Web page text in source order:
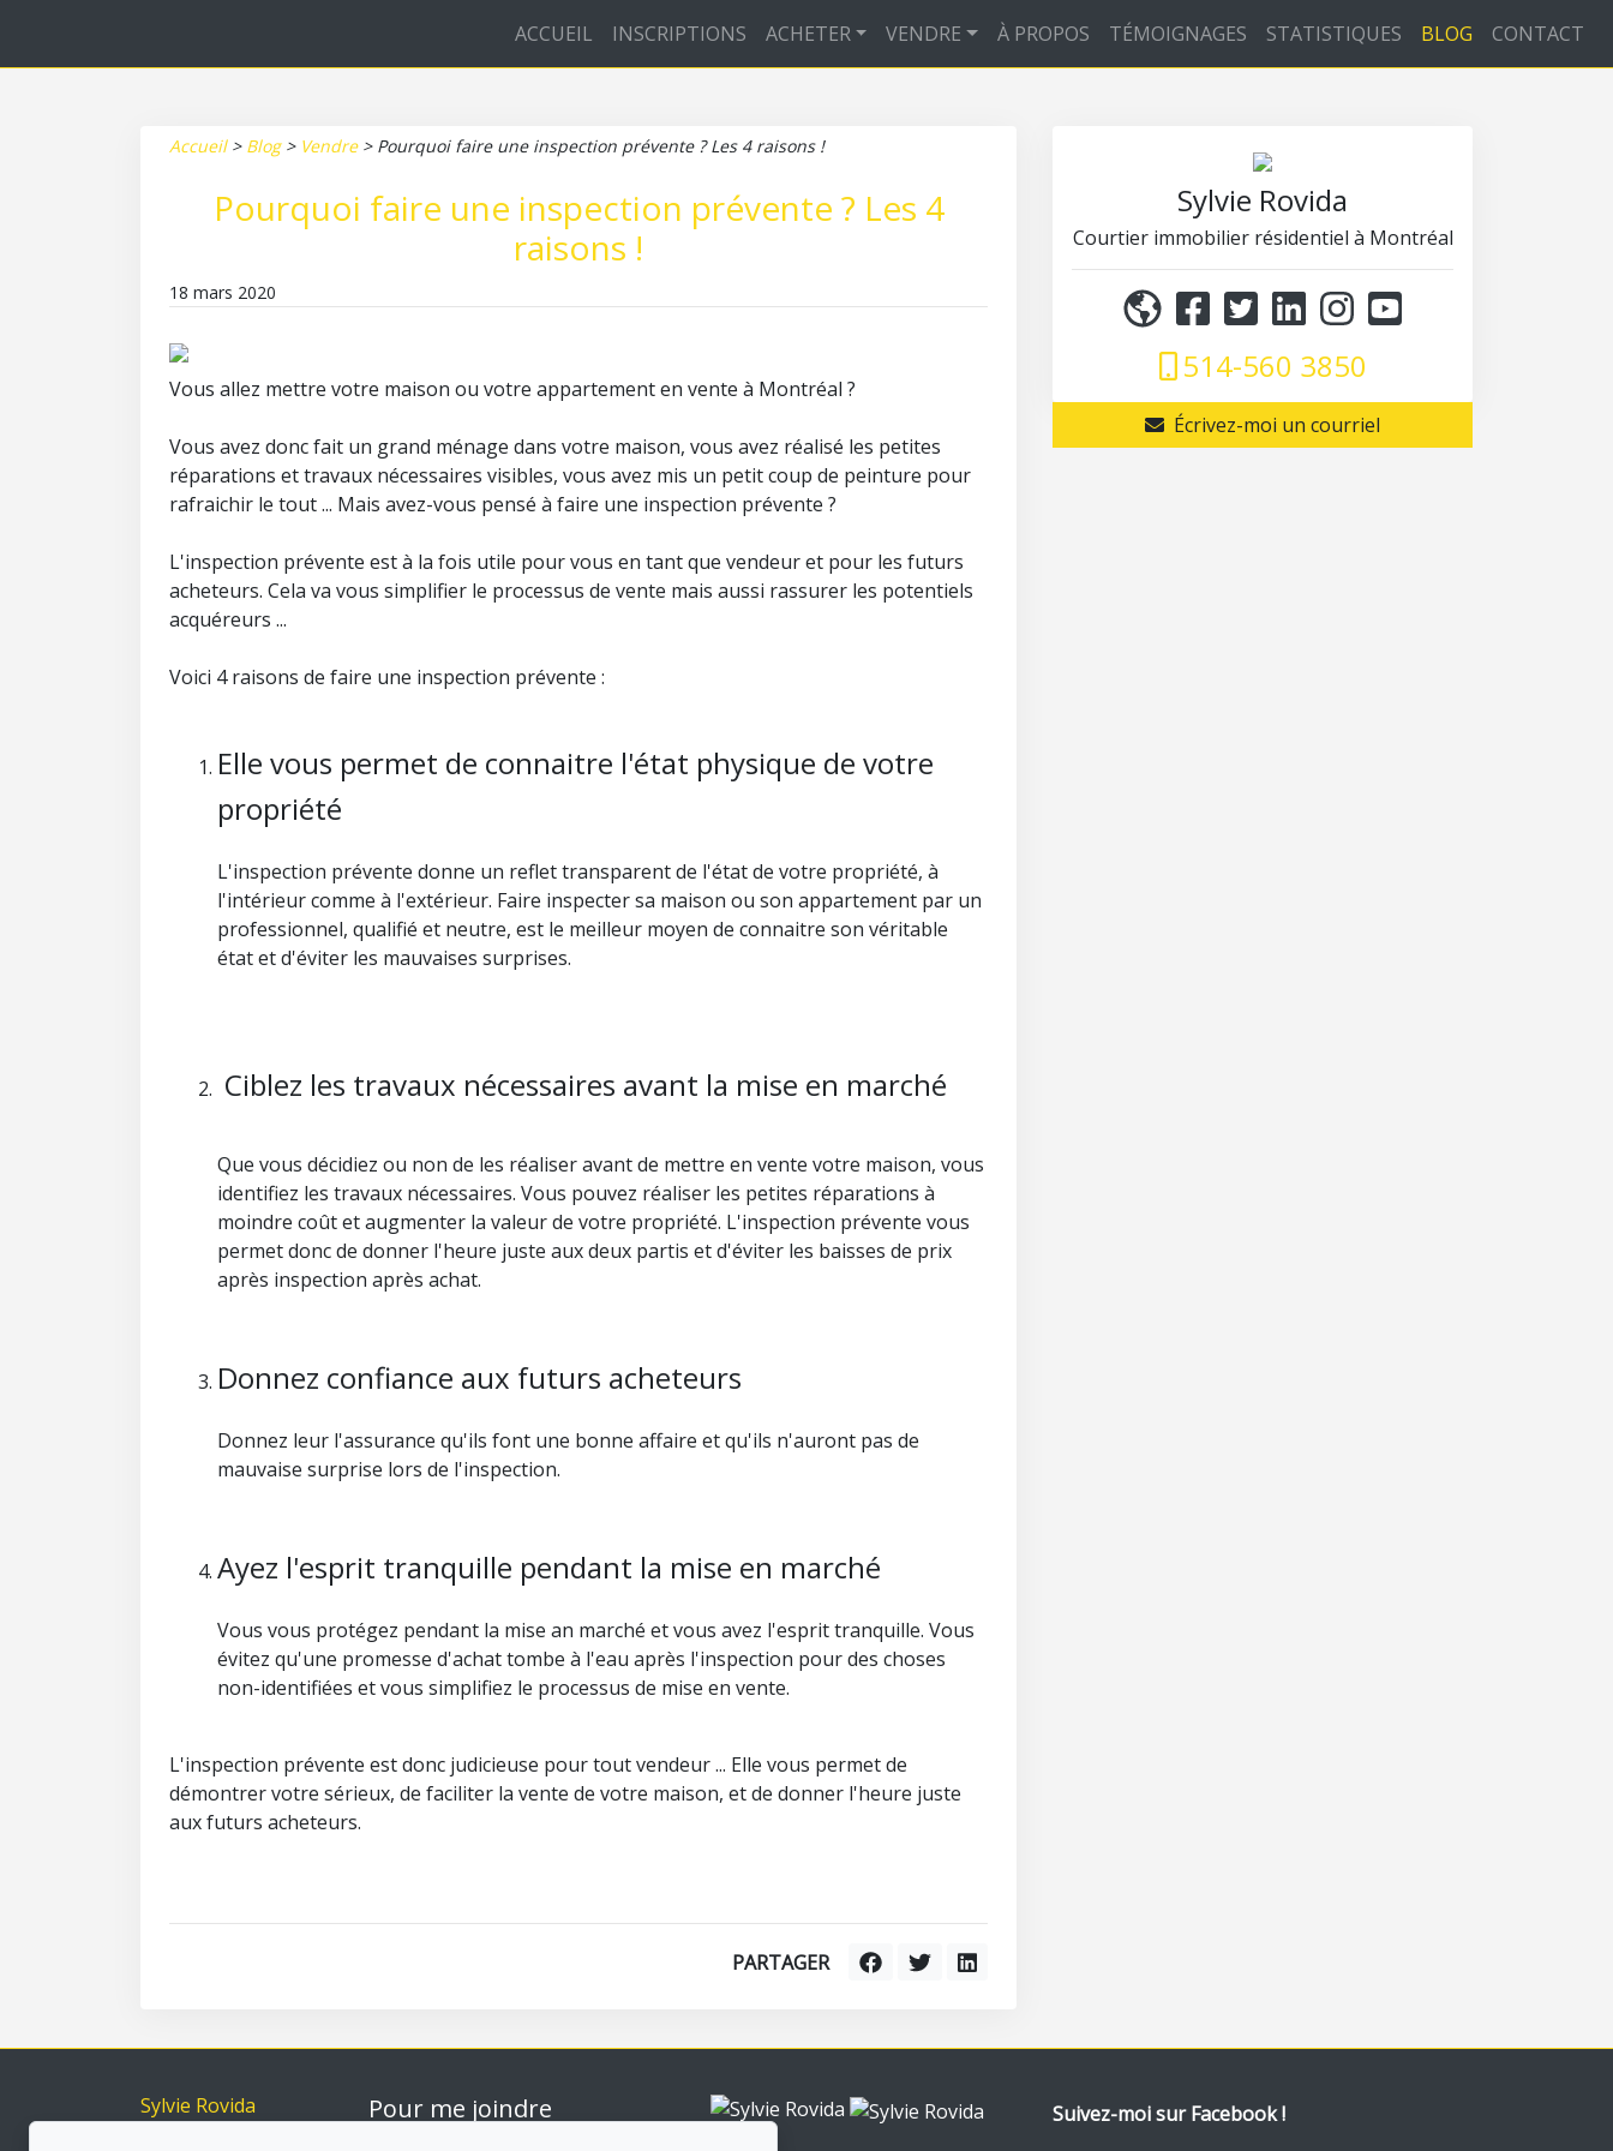
ACCUEIL INSCRIPTIONS ACHETER VENDRE À PROPOS TÉMOIGNAGES STATISTIQUES BLOG CONTACT
Accueil > Blog > Vendre > Pourquoi faire une inspection prévente ? Les 4 raisons !
Pourquoi faire une inspection prévente ? Les 4
raisons !
18 mars 2020
Vous allez mettre votre maison ou votre appartement en vente à Montréal ?
Vous avez donc fait un grand ménage dans votre maison, vous avez réalisé les petites
réparations et travaux nécessaires visibles, vous avez mis un petit coup de peinture pour
rafraichir le tout ... Mais avez-vous pensé à faire une inspection prévente ?
L'inspection prévente est à la fois utile pour vous en tant que vendeur et pour les futurs
acheteurs. Cela va vous simplifier le processus de vente mais aussi rassurer les potentiels
acquéreurs ...
Voici 4 raisons de faire une inspection prévente :
Elle vous permet de connaitre l'état physique de votre
propriété
L'inspection prévente donne un reflet transparent de l'état de votre propriété, à
l'intérieur comme à l'extérieur. Faire inspecter sa maison ou son appartement par un
professionnel, qualifié et neutre, est le meilleur moyen de connaitre son véritable
état et d'éviter les mauvaises surprises.
Ciblez les travaux nécessaires avant la mise en marché
Que vous décidiez ou non de les réaliser avant de mettre en vente votre maison, vous
identifiez les travaux nécessaires. Vous pouvez réaliser les petites réparations à
moindre coût et augmenter la valeur de votre propriété. L'inspection prévente vous
permet donc de donner l'heure juste aux deux partis et d'éviter les baisses de prix
après inspection après achat.
Donnez confiance aux futurs acheteurs
Donnez leur l'assurance qu'ils font une bonne affaire et qu'ils n'auront pas de
mauvaise surprise lors de l'inspection.
Ayez l'esprit tranquille pendant la mise en marché
Vous vous protégez pendant la mise an marché et vous avez l'esprit tranquille. Vous
évitez qu'une promesse d'achat tombe à l'eau après l'inspection pour des choses
non-identifiées et vous simplifiez le processus de mise en vente.
L'inspection prévente est donc judicieuse pour tout vendeur ... Elle vous permet de
démontrer votre sérieux, de faciliter la vente de votre maison, et de donner l'heure juste
aux futurs acheteurs.
PARTAGER
Sylvie Rovida
Courtier immobilier résidentiel à Montréal
514-560 3850
Écrivez-moi un courriel
Sylvie Rovida
Pour me joindre
Suivez-moi sur Facebook !